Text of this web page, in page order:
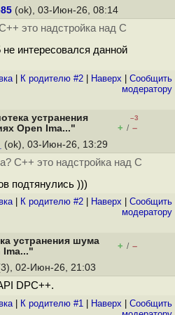
(ok), 03-Июн-26, 08:14
это надстройка над С
интересовался данной
| К родителю #2 Наверх
Cообщить
модератору
устранения
Open Ima..."
–3
+ / –
(ok), 03-Июн-26, 13:29
C++ это надстройка над С
подтянулись )))
| К родителю #2 Наверх
Cообщить
модератору
устранения шума
Ima..."
+ / –
02-Июн-26, 21:03
DPC++.
| К родителю #1 Наверх
Cообщить